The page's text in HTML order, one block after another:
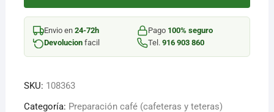
01TZ
57009
Envio en 24-72h Pago 100% seguro
Devolucionfacil Tel. 916 903 860
SKU: 108363
Categoría: Preparación café (cafeteras y teteras)